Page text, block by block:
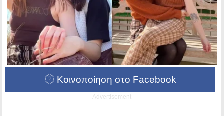
Κοινοποίηση στο Facebook
Advertisement